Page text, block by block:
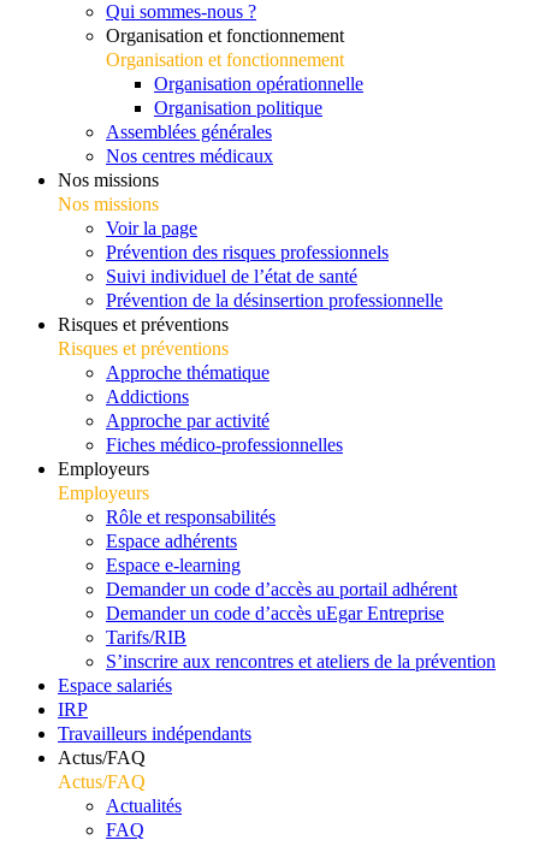
Qui sommes-nous ?
Organisation et fonctionnement
Organisation et fonctionnement
Organisation opérationnelle
Organisation politique
Assemblées générales
Nos centres médicaux
Nos missions
Nos missions
Voir la page
Prévention des risques professionnels
Suivi individuel de l’état de santé
Prévention de la désinsertion professionnelle
Risques et préventions
Risques et préventions
Approche thématique
Addictions
Approche par activité
Fiches médico-professionnelles
Employeurs
Employeurs
Rôle et responsabilités
Espace adhérents
Espace e-learning
Demander un code d’accès au portail adhérent
Demander un code d’accès uEgar Entreprise
Tarifs/RIB
S’inscrire aux rencontres et ateliers de la prévention
Espace salariés
IRP
Travailleurs indépendants
Actus/FAQ
Actus/FAQ
Actualités
FAQ